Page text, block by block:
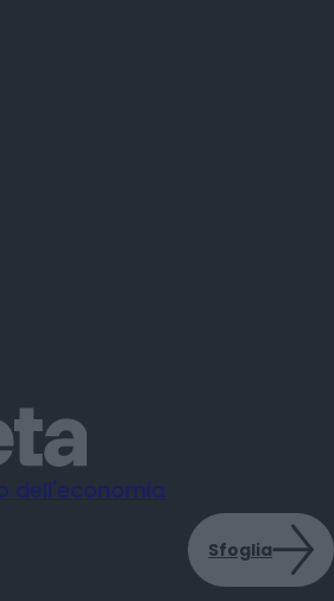
dell'economia
Sfoglia